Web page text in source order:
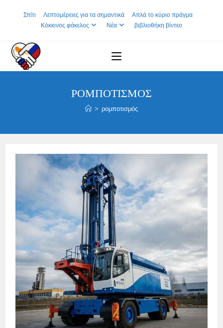
Σπίτι Λεπτομέρειες για τα σημαντικά
Απλά το κύριο πράγμα
Κόκκινος φάκελος
Νέα βιβλιοθήκη βίντεο
ΡΟΜΠΟΤΙΣΜΌΣ
> ρομποτισμός